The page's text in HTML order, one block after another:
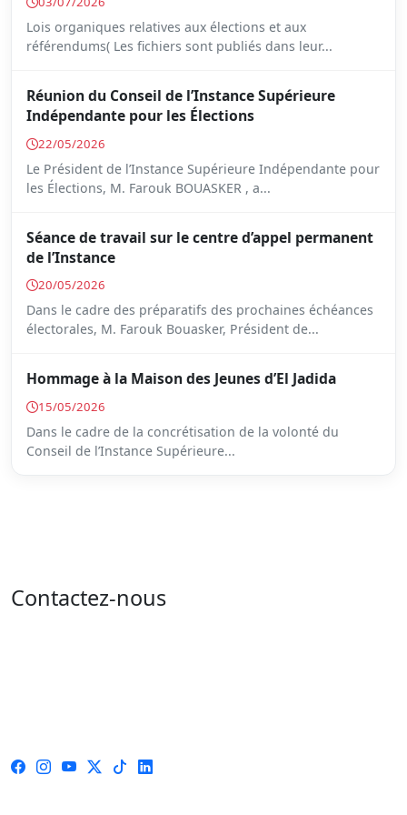
Lois organiques relatives aux élections et aux
référendums( Les fichiers sont publiés dans leur...
Réunion du Conseil de l’Instance Supérieure
Indépendante pour les Élections
22/05/2026
Le Président de l’Instance Supérieure Indépendante pour
les Élections, M. Farouk BOUASKER , a...
Séance de travail sur le centre d’appel permanent
de l’Instance
20/05/2026
Dans le cadre des préparatifs des prochaines échéances
électorales, M. Farouk Bouasker, Président de...
Hommage à la Maison des Jeunes d’El Jadida
15/05/2026
Dans le cadre de la concrétisation de la volonté du
Conseil de l’Instance Supérieure...
Contactez-nous